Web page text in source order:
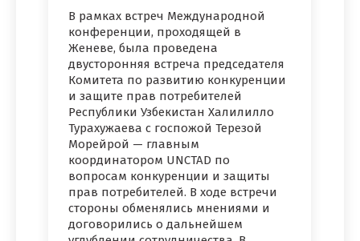
В рамках встреч Международной
конференции, проходящей в
Женеве, была проведена
двусторонняя встреча председателя
Комитета по развитию конкуренции
и защите прав потребителей
Республики Узбекистан Халилилло
Турахужаева с госпожой Терезой
Морейрой — главным
координатором UNCTAD по
вопросам конкуренции и защиты
прав потребителей. В ходе встречи
стороны обменялись мнениями и
договорились о дальнейшем